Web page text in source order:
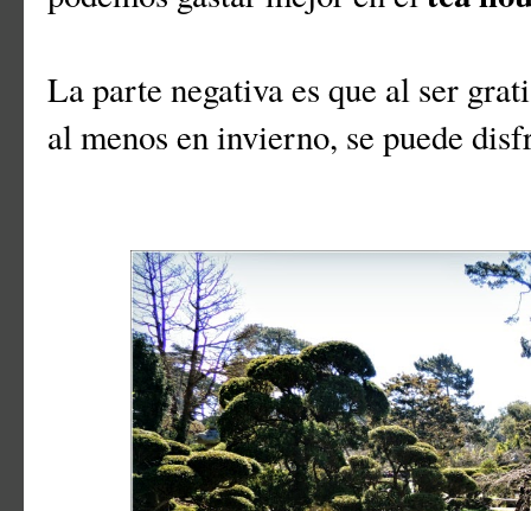
La parte negativa es que al ser
al menos en invierno, se puede